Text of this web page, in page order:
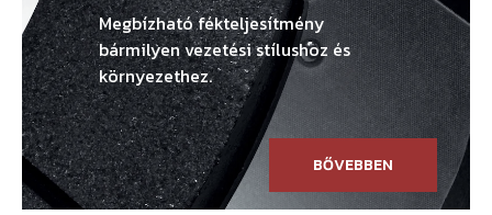
Megbízható fékteljesítmény
bármilyen vezetési stílushoz és
környezethez.
BŐVEBBEN